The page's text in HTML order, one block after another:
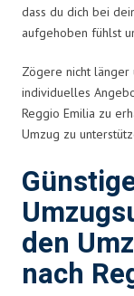
dass du dich bei
aufgehoben fühlst
Zögere nicht länger
individuelles
Reggio Emilia zu
Umzug zu
den
nach